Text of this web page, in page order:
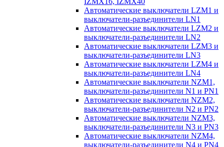
Автоматические выключатели LZM1 и
выключатели-разъединители LN1
Автоматические выключатели LZM2 и
выключатели-разъединители LN2
Автоматические выключатели LZM3 и
выключатели-разъединители LN3
Автоматические выключатели LZM4 и
выключатели-разъединители LN4
Автоматические выключатели NZM1,
выключатели-разъединители N1 и PN1
Автоматические выключатели NZM2,
выключатели-разъединители N2 и PN2
Автоматические выключатели NZM3,
выключатели-разъединители N3 и PN3
Автоматические выключатели NZM4,
выключатели-разъединители N4 и PN4